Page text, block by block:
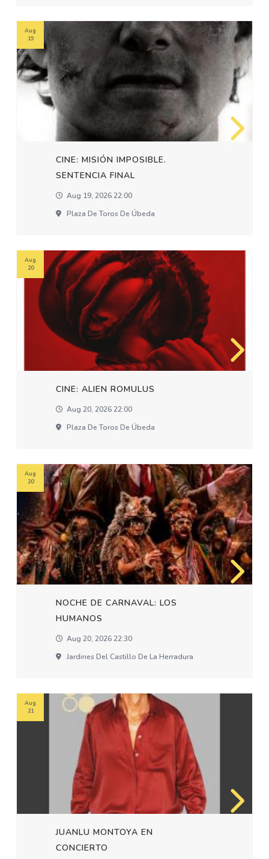
CINE: MISIÓN IMPOSIBLE.
SENTENCIA FINAL
Aug 19, 2026 22:00
Plaza De Toros De Úbeda
Aug
19
CINE: ALIEN ROMULUS
Aug 20, 2026 22:00
Plaza De Toros De Úbeda
Aug
20
NOCHE DE CARNAVAL: LOS
HUMANOS
Aug 20, 2026 22:30
Jardines Del Castillo De La Herradura
Aug
20
JUANLU MONTOYA EN
CONCIERTO
Aug
21